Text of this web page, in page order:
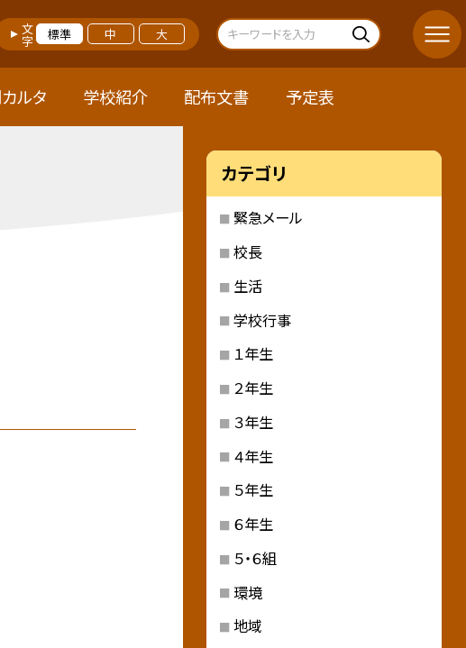
文字 標準 中 大
ルタ 学校紹介 配布文書 予定表
カテゴリ
緊急メール
校長
生活
学校行事
１年生
２年生
３年生
４年生
５年生
６年生
５・６組
環境
地域